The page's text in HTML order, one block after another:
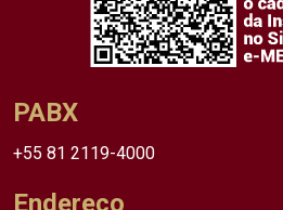
PABX
+55 81 2119-4000
Endereço